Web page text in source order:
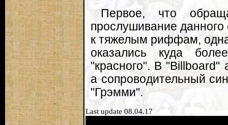
Первое, что
прослушивание
к тяжелым риффам,
оказались куда
"красного". В "Billboard"
а сопроводительный
"Грэмми".
Last update 08.04.17